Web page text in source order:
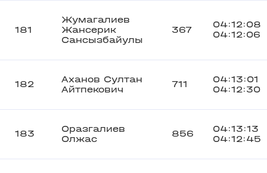
181
Жумагалиев
Жансерик
Сансызбайулы
367
04:12:08
04:12:06
182
Аханов Султан
Айтпекович
711
04:13:01
04:12:30
183
Оразгалиев
Олжас
856
04:13:13
04:12:45